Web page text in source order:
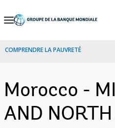
Skip
Navigation
COMPRENDRE LA PAUVRETÉ
Morocco -
AND